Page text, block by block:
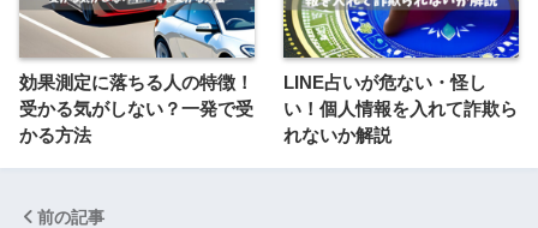
効果測定に落ちる人の特徴！
受かる気がしない？一発で受
かる方法
LINE占いが危ない・怪し
い！個人情報を入れて詐欺ら
れないか解説
前の記事